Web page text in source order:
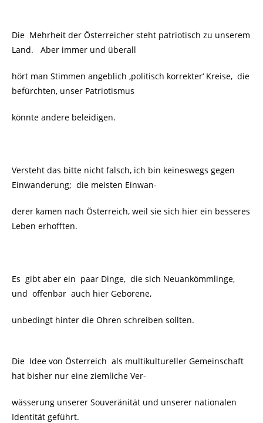
Die Mehrheit der Österreicher steht patriotisch zu unserem
Land. Aber immer und überall
hört man Stimmen angeblich ‚politisch korrekter‘ Kreise, die
befürchten, unser Patriotismus
könnte andere beleidigen.
Versteht das bitte nicht falsch, ich bin keineswegs gegen
Einwanderung; die meisten Einwan-
derer kamen nach Österreich, weil sie sich hier ein besseres
Leben erhofften.
Es gibt aber ein paar Dinge, die sich Neuankömmlinge,
und offenbar auch hier Geborene,
unbedingt hinter die Ohren schreiben sollten.
Die Idee von Österreich als multikultureller Gemeinschaft
hat bisher nur eine ziemliche Ver-
wässerung unserer Souveränität und unserer nationalen
Identität geführt.